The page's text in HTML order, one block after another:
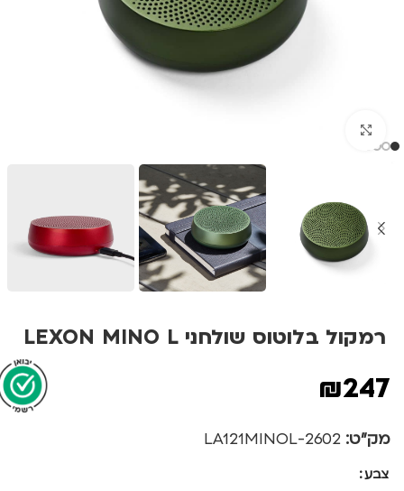
רמקול בלוטוס שולחני LEXON MINO L
₪247
מק"ט: 2602-LA121MINOL
צבע